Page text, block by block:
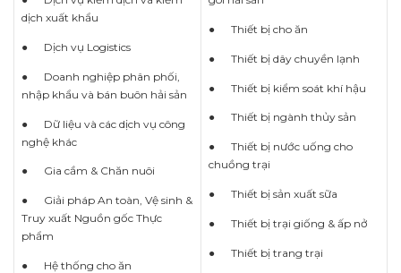
dịch xuất khẩu
● Dịch vụ Logistics
● Doanh nghiệp phân phối,
nhập khẩu và bán buôn hải sản
● Dữ liệu và các dịch vụ công
nghệ khác
● Gia cầm & Chăn nuôi
● Giải pháp An toàn, Vệ sinh &
Truy xuất Nguồn gốc Thực
phẩm
● Hệ thống cho ăn
● Thiết bị cho ăn
● Thiết bị dây chuyền lạnh
● Thiết bị kiểm soát khí hậu
● Thiết bị ngành thủy sản
● Thiết bị nước uống cho
chuồng trại
● Thiết bị sản xuất sữa
● Thiết bị trại giống & ấp nở
● Thiết bị trang trại